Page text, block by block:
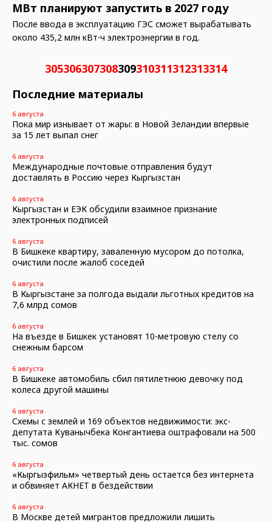
МВт планируют запустить в 2027 году
После ввода в эксплуатацию ГЭС сможет вырабатывать
около 435,2 млн кВт⋅ч электроэнергии в год.
305306307308309310311312313314
Последние материалы
6 августа
Пока мир изнывает от жары: в Новой Зеландии впервые
за 15 лет выпал снег
6 августа
Международные почтовые отправления будут
доставлять в Россию через Кыргызстан
6 августа
Кыргызстан и ЕЭК обсудили взаимное признание
электронных подписей
6 августа
В Бишкеке квартиру, заваленную мусором до потолка,
очистили после жалоб соседей
6 августа
В Кыргызстане за полгода выдали льготных кредитов на
7,6 млрд сомов
6 августа
На въезде в Бишкек установят 10-метровую стелу со
снежным барсом
6 августа
В Бишкеке автомобиль сбил пятилетнюю девочку под
колеса другой машины
6 августа
Схемы с землей и 169 объектов недвижимости: экс-
депутата Куванычбека Конгантиева оштрафовали на 500
тыс. сомов
6 августа
«Кыргызфильм» четвертый день остается без интернета
и обвиняет АКНЕТ в бездействии
6 августа
В Москве детей мигрантов предложили лишить